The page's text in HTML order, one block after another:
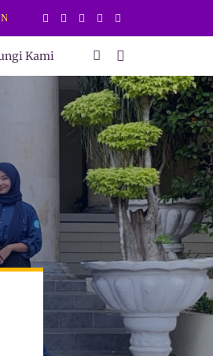
TERBARU HANYA DI WEB DAN MEDIA
Kami